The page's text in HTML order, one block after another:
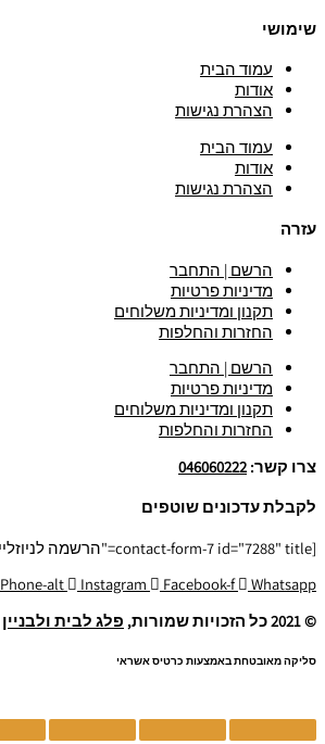
שימושי
עמוד הבית
אודות
הצהרת נגישות
עמוד הבית
אודות
הצהרת נגישות
עזרה
הרשם | התחבר
מדיניות פרטיות
תקנון ומדיניות משלוחים
החזרות והחלפות
הרשם | התחבר
מדיניות פרטיות
תקנון ומדיניות משלוחים
החזרות והחלפות
צרו קשר: 046060222
לקבלת עדכונים שוטפים
[contact-form-7 id="7288" title="הרשמה לניוזלייטר"]
Phone-alt
Instagram Facebook-f
Whatsapp
© 2021 כל הזכויות שמורות,
פלג לבית ולבניין
סליקה מאובטחת באמצעות כרטיס אשראי